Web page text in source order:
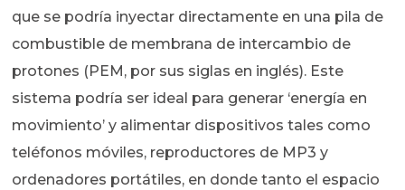
que se podría inyectar directamente en una pila de
combustible de membrana de intercambio de
protones (PEM, por sus siglas en inglés). Este
sistema podría ser ideal para generar ‘energía en
movimiento’ y alimentar dispositivos tales como
teléfonos móviles, reproductores de MP3 y
ordenadores portátiles, en donde tanto el espacio